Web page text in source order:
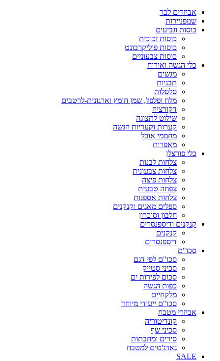
אביזרים לבר
שמפניירות
כוסות וגביעים
כוסות זכוכית
כוסות פוליקרבונט
כוסות צבעוניים
כלי הגשה ואירוח
מגשים
תבניות
סלסלות
מלח ופלפל, שמן חומץ וארגונית-לרטבים
דקורציה
שילוט לתצוגה
קערות וקעריות הגשה
מחממי אוכל
מאפרות
כלי פורצלן
צלחות לבנות
צלחות צבעונית
צלחות פיצה
צפחה טבעית
צלחות אספנות
ספלים מאגים וקנקנים
חלבון וסוכרון
קנקנים ודיספנסרים
קנקנים
דיספנסרים
סכו"ם
סכו"ם לפי דגם
סכיני סטייק
סכום לפירות ים
כפות הגשה
מלקחיים
סכו"ם ייעודי מיוחד
אביזרי מטבח
קונדיטוריה
סכיני שף
סירים ומחבתות
גאדג'טים למטבח
SALE